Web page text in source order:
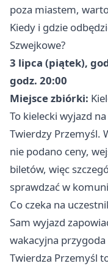
poza miastem,
Kiedy i gdzie
Szwejkowe?
3 lipca (piątek),
godz. 20:00
Miejsce zbiórki:
To kielecki wyjazd
Twierdzy Przemyśl.
nie podano ceny,
biletów, więc
sprawdzać w
Co czeka na
Sam wyjazd
wakacyjna
Twierdza Przemyśl